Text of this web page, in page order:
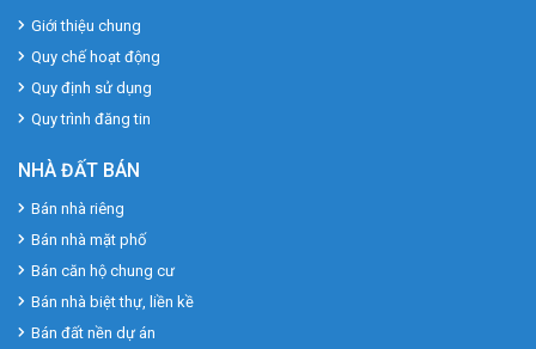
Giới thiệu chung
Quy chế hoạt động
Quy định sử dụng
Quy trình đăng tin
NHÀ ĐẤT BÁN
Bán nhà riêng
Bán nhà mặt phố
Bán căn hộ chung cư
Bán nhà biệt thự, liền kề
Bán đất nền dự án